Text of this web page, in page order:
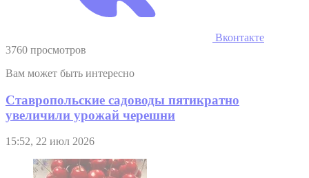
Вконтакте
3760 просмотров
Вам может быть интересно
Ставропольские садоводы пятикратно
увеличили урожай черешни
15:52, 22 июл 2026